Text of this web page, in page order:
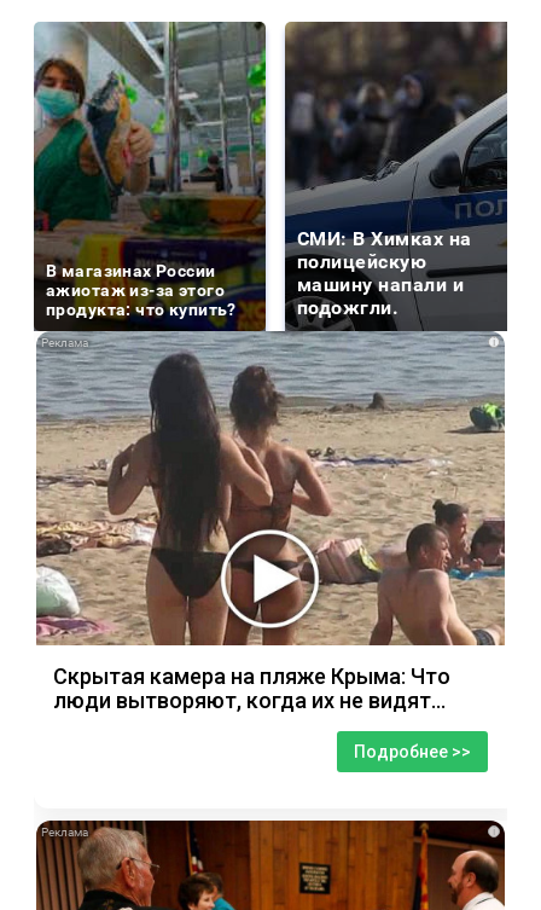
В магазинах России
ажиотаж из-за этого
продукта: что купить?
СМИ: В Химках на
полицейскую
машину напали и
подожгли.
i
Скрытая камера на пляже Крыма: Что
люди вытворяют, когда их не видят...
Подробнее >>
i